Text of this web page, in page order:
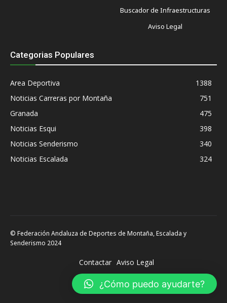
Buscador de Infraestructuras
Aviso Legal
Categorias Populares
Area Deportiva
1388
Noticias Carreras por Montaña
751
Granada
475
Noticias Esqui
398
Noticias Senderismo
340
Noticias Escalada
324
© Federación Andaluza de Deportes de Montaña, Escalada y
Senderismo 2024
Contactar Aviso Legal
¿Cómo puedo ayudarte?